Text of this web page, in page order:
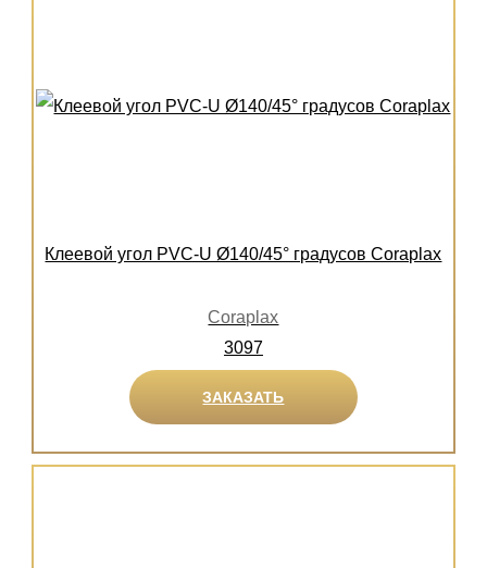
Клеевой угол PVC-U Ø140/45° градусов Coraplax
Coraplax
3097
ЗАКАЗАТЬ